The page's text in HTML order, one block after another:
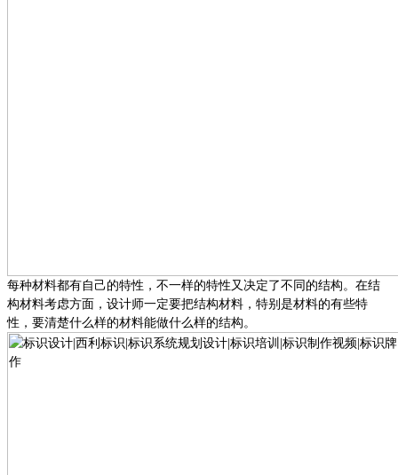
每种材料都有自己的特性，不一样的特性又决定了不同的结构。在结
构材料考虑方面，设计师一定要把结构材料，特别是材料的有些特
性，要清楚什么样的材料能做什么样的结构。